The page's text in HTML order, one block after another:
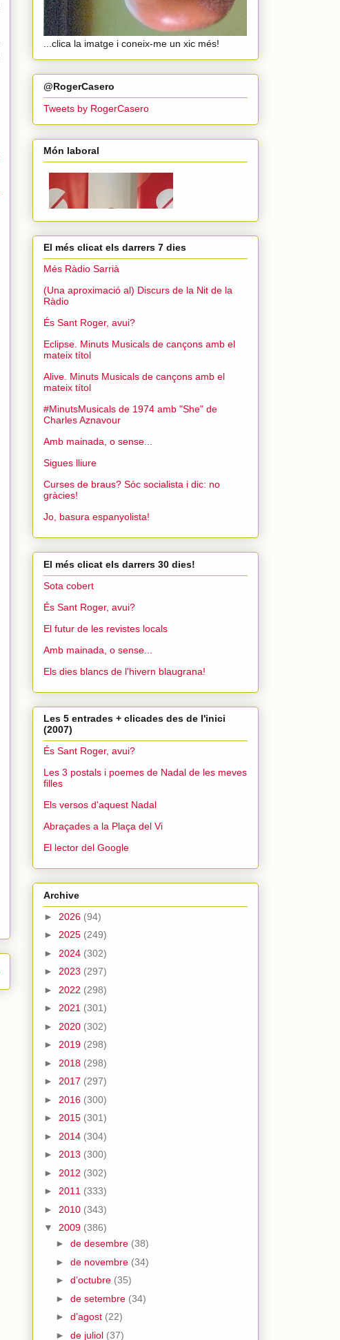
...clica la imatge i coneix-me un xic més!
@RogerCasero
Tweets by RogerCasero
Món laboral
El més clicat els darrers 7 dies
Més Ràdio Sarrià
(Una aproximació al) Discurs de la Nit de la
Ràdio
És Sant Roger, avui?
Eclipse. Minuts Musicals de cançons amb el
mateix títol
Alive. Minuts Musicals de cançons amb el
mateix títol
#MinutsMusicals de 1974 amb "She" de
Charles Aznavour
Amb mainada, o sense...
Sigues lliure
Curses de braus? Sóc socialista i dic: no
gràcies!
Jo, basura espanyolista!
El més clicat els darrers 30 dies!
Sota cobert
És Sant Roger, avui?
El futur de les revistes locals
Amb mainada, o sense...
Els dies blancs de l'hivern blaugrana!
Les 5 entrades + clicades des de l'inici
(2007)
És Sant Roger, avui?
Les 3 postals i poemes de Nadal de les meves
filles
Els versos d'aquest Nadal
Abraçades a la Plaça del Vi
El lector del Google
Archive
► 2026 (94)
► 2025 (249)
► 2024 (302)
► 2023 (297)
► 2022 (298)
► 2021 (301)
► 2020 (302)
► 2019 (298)
► 2018 (298)
► 2017 (297)
► 2016 (300)
► 2015 (301)
► 2014 (304)
► 2013 (300)
► 2012 (302)
► 2011 (333)
► 2010 (343)
▼ 2009 (386)
► de desembre (38)
► de novembre (34)
► d’octubre (35)
► de setembre (34)
► d’agost (22)
► de juliol (37)